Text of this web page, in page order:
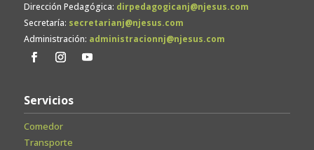
Dirección Pedagógica: dirpedagogicanj@njesus.com
Secretaría: secretarianj@njesus.com
Administración: administracionnj@njesus.com
Servicios
Comedor
Transporte